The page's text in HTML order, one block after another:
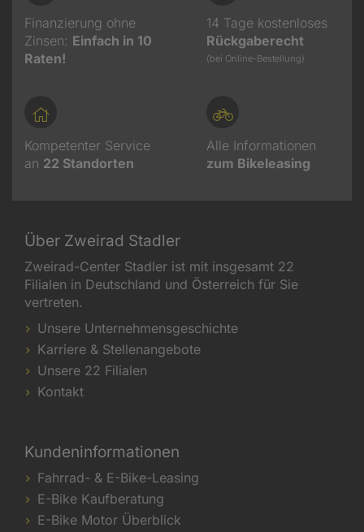
Finanzierung ohne
Zinsen: Einfach in 10
Raten!
14 Tage kostenloses
Rückgaberecht
(bei Online-Bestellung)
Kompetenter Service
an 22 Standorten
Alle Informationen
zum Bikeleasing
Über Zweirad Stadler
Zweirad-Center Stadler ist mit insgesamt 22
Filialen in Deutschland und Österreich für Sie
vertreten.
Unsere Unternehmensgeschichte
Karriere & Stellenangebote
Unsere 22 Filialen
Kontakt
Kundeninformationen
Fahrrad- & E-Bike-Leasing
E-Bike Kaufberatung
E-Bike Motor Überblick